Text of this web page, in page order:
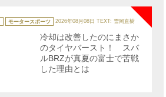
モータースポーツ 2026年08月08日 TEXT: 雪岡直樹
冷却は改善したのにまさか
のタイヤバースト！ スバ
ルBRZが真夏の富士で苦戦
した理由とは